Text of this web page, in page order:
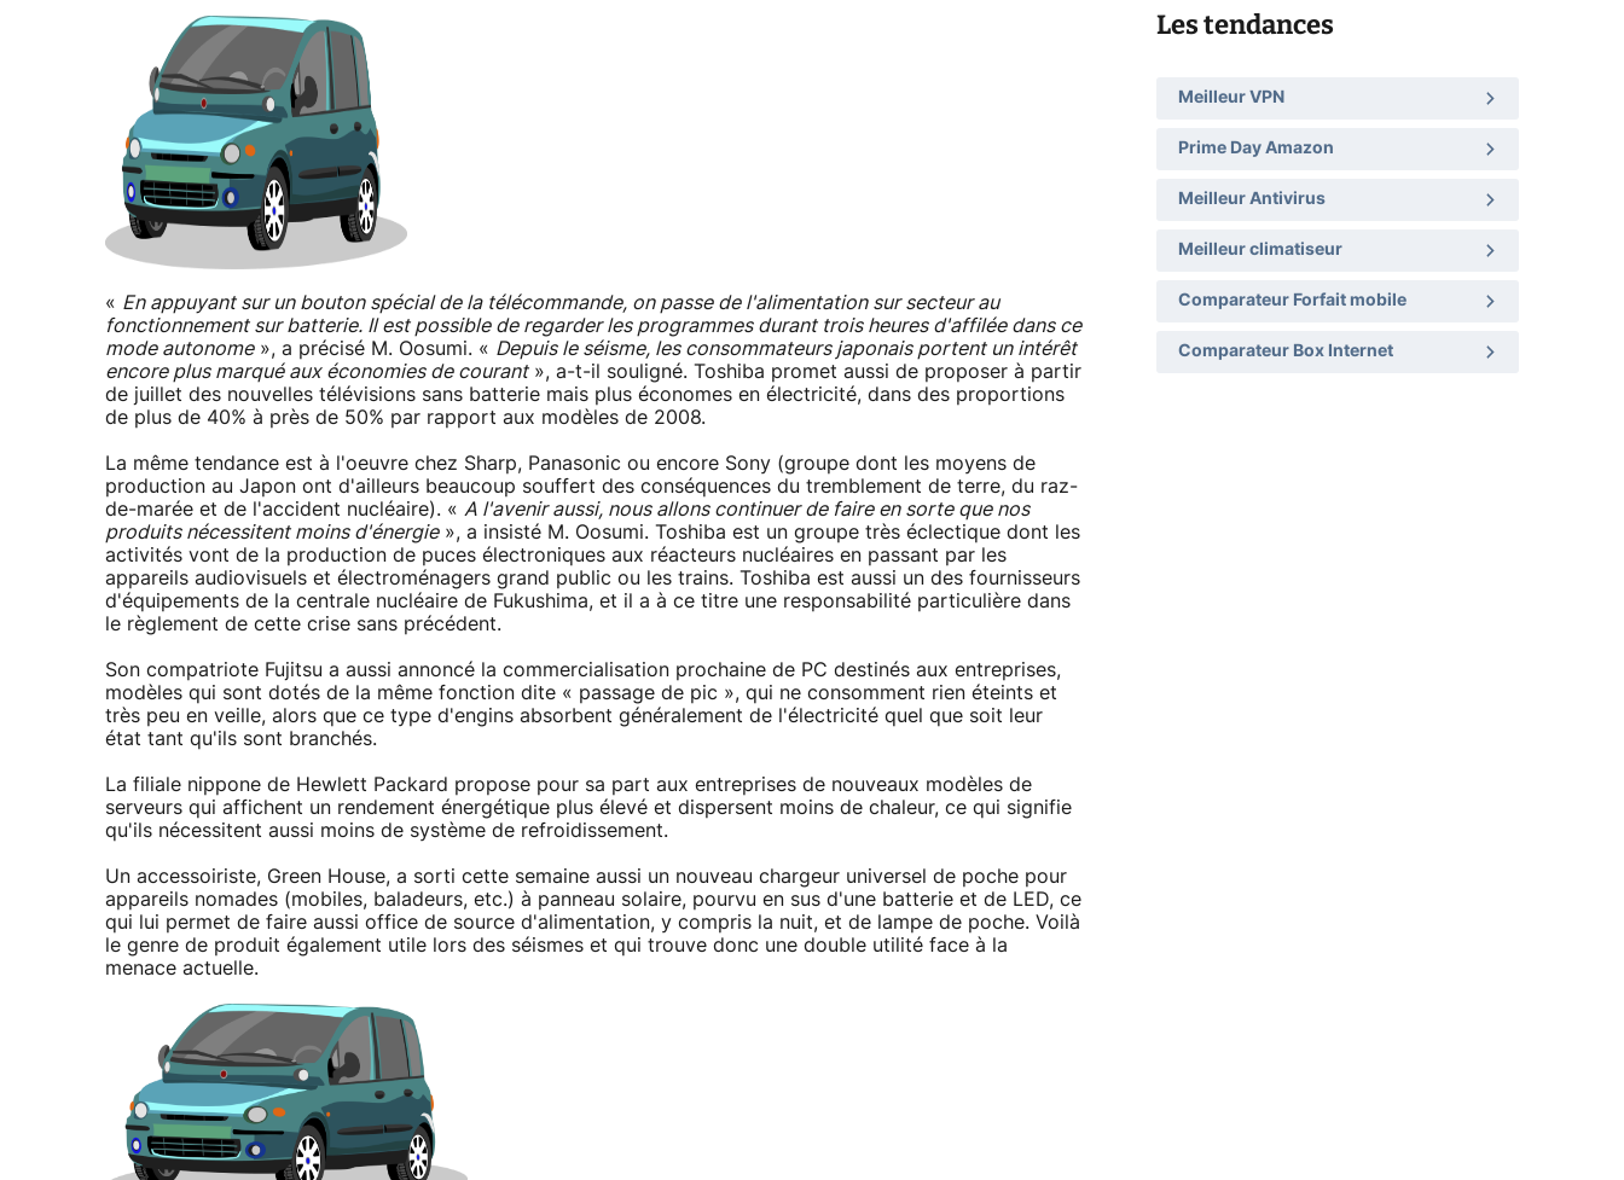
« En appuyant sur un bouton spécial de la télécommande, on passe de l'alimentation sur secteur au
fonctionnement sur batterie. Il est possible de regarder les programmes durant trois heures d'affilée dans ce
mode autonome», a précisé M. Oosumi. « Depuis le séisme, les consommateurs japonais portent un intérêt
encore plus marqué aux économies de courant», a-t-il souligné. Toshiba promet aussi de proposer à partir
de juillet des nouvelles télévisions sans batterie mais plus économes en électricité, dans des proportions
de plus de 40% à près de 50% par rapport aux modèles de 2008.
La même tendance est à l'oeuvre chez Sharp, Panasonic ou encore Sony (groupe dont les moyens de
production au Japon ont d'ailleurs beaucoup souffert des conséquences du tremblement de terre, du raz-
de-marée et de l'accident nucléaire). « A l'avenir aussi, nous allons continuer de faire en sorte que nos
produits nécessitent moins d'énergie», a insisté M. Oosumi. Toshiba est un groupe très éclectique dont les
activités vont de la production de puces électroniques aux réacteurs nucléaires en passant par les
appareils audiovisuels et électroménagers grand public ou les trains. Toshiba est aussi un des fournisseurs
d'équipements de la centrale nucléaire de Fukushima, et il a à ce titre une responsabilité particulière dans
le règlement de cette crise sans précédent.
Son compatriote Fujitsu a aussi annoncé la commercialisation prochaine de PC destinés aux entreprises,
modèles qui sont dotés de la même fonction dite « passage de pic », qui ne consomment rien éteints et
très peu en veille, alors que ce type d'engins absorbent généralement de l'électricité quel que soit leur
état tant qu'ils sont branchés.
La filiale nippone de Hewlett Packard propose pour sa part aux entreprises de nouveaux modèles de
serveurs qui affichent un rendement énergétique plus élevé et dispersent moins de chaleur, ce qui signifie
qu'ils nécessitent aussi moins de système de refroidissement.
Un accessoiriste, Green House, a sorti cette semaine aussi un nouveau chargeur universel de poche pour
appareils nomades (mobiles, baladeurs, etc.) à panneau solaire, pourvu en sus d'une batterie et de LED, ce
qui lui permet de faire aussi office de source d'alimentation, y compris la nuit, et de lampe de poche. Voilà
le genre de produit également utile lors des séismes et qui trouve donc une double utilité face à la
menace actuelle.
Les tendances
Meilleur VPN
Prime Day Amazon
Meilleur Antivirus
Meilleur climatiseur
Comparateur Forfait mobile
Comparateur Box Internet